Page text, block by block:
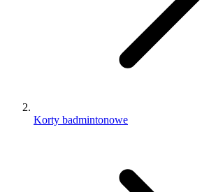
Korty badmintonowe